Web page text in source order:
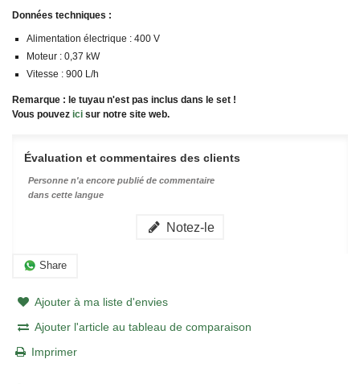
Données techniques :
Alimentation électrique : 400 V
Moteur : 0,37 kW
Vitesse : 900 L/h
Remarque : le tuyau n'est pas inclus dans le set !
Vous pouvez ici sur notre site web.
Évaluation et commentaires des clients
Personne n'a encore publié de commentaire
dans cette langue
Notez-le
Share
Ajouter à ma liste d'envies
Ajouter l'article au tableau de comparaison
Imprimer